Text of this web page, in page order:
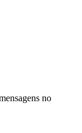
no